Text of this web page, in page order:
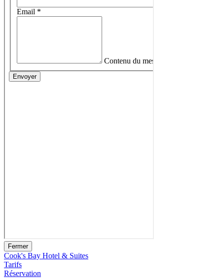
Fermer
Cook's Bay Hotel & Suites
Tarifs
Réservation